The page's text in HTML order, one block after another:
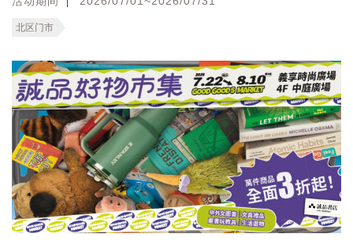
北区门市